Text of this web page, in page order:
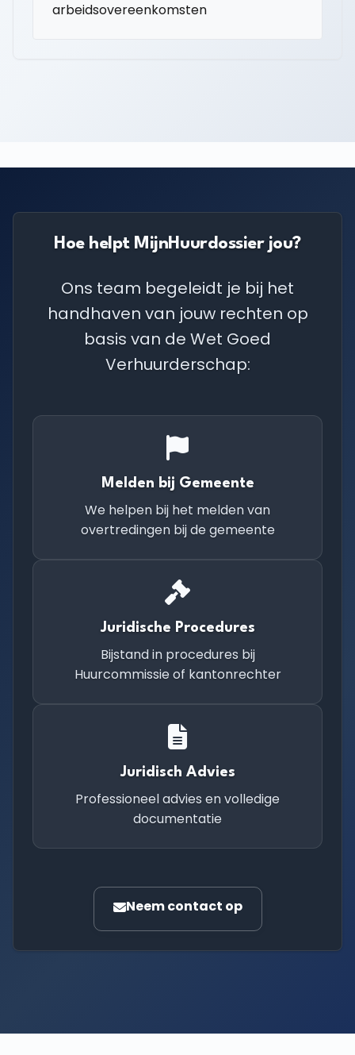
arbeidsovereenkomsten
Hoe helpt MijnHuurdossier jou?
Ons team begeleidt je bij het
handhaven van jouw rechten op
basis van de Wet Goed
Verhuurderschap:
Melden bij Gemeente
We helpen bij het melden van
overtredingen bij de gemeente
Juridische Procedures
Bijstand in procedures bij
Huurcommissie of kantonrechter
Juridisch Advies
Professioneel advies en volledige
documentatie
Neem contact op